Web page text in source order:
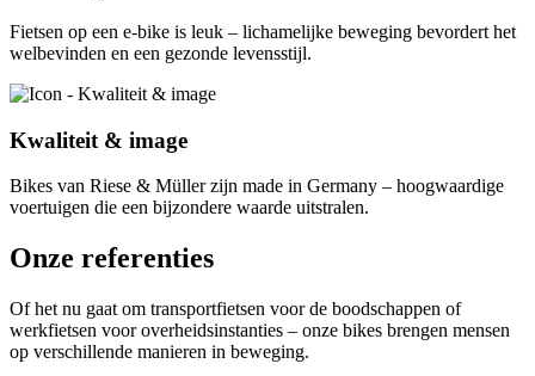
Fietsen op een e-bike is leuk – lichamelijke beweging bevordert het
welbevinden en een gezonde levensstijl.
Kwaliteit & image
Bikes van Riese & Müller zijn made in Germany – hoogwaardige
voertuigen die een bijzondere waarde uitstralen.
Onze referenties
Of het nu gaat om transportfietsen voor de boodschappen of
werkfietsen voor overheidsinstanties – onze bikes brengen mensen
op verschillende manieren in beweging. ​​​​​​